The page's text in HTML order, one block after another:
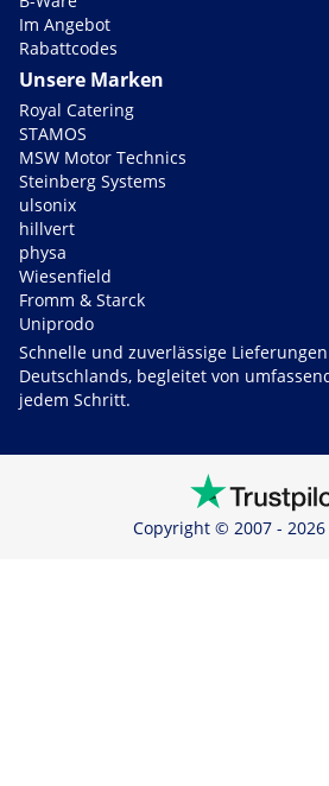
Im Angebot
Rabattcodes
Unsere Marken
Royal Catering
STAMOS
MSW Motor Technics
Steinberg Systems
ulsonix
hillvert
physa
Wiesenfield
Fromm & Starck
Uniprodo
Schnelle und zuverlässige
Deutschlands, begleitet von
jedem Schritt.
Copyright © 2007 -